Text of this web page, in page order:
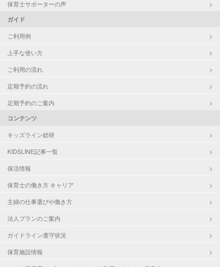
保育士サポーターの声
ガイド
ご利用例
上手な使い方
ご利用の流れ
定期予約の流れ
定期予約のご案内
コンテンツ
キッズライン総研
KIDSLINE記事一覧
保活情報
保育士の働き方 キャリア
主婦の仕事選びや働き方
法人プランのご案内
ガイドライン遵守状況
保育施設情報